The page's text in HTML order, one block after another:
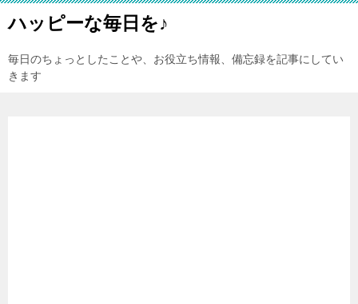
ハッピーな毎日を♪
毎日のちょっとしたことや、お役立ち情報、備忘録を記事にしてい
きます